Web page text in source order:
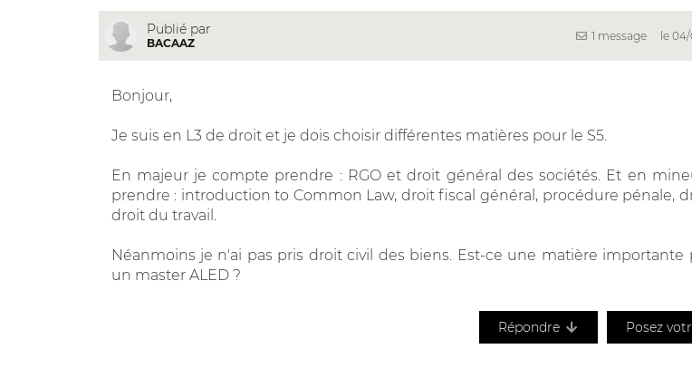
Publié par
BACAAZ
1 message le
Bonjour,
Je suis en L3 de droit et je dois choisir différentes matières pour le S5.
En majeur je compte prendre : RGO et droit général des sociétés. Et en
prendre : introduction to Common Law, droit fiscal général, procédure pénale,
droit du travail.
Néanmoins je n'ai pas pris droit civil des biens. Est-ce une matière importante
un master ALED ?
Répondre Posez